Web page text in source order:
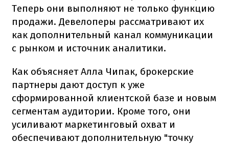
Теперь они выполняют не только функцию
продажи. Девелоперы рассматривают их
как дополнительный канал коммуникации
с рынком и источник аналитики.
Как объясняет Алла Чипак, брокерские
партнеры дают доступ к уже
сформированной клиентской базе и новым
сегментам аудитории. Кроме того, они
усиливают маркетинговый охват и
обеспечивают дополнительную "точку